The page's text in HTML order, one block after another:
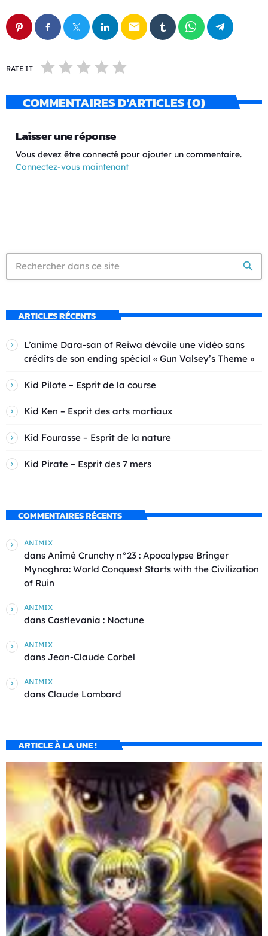
email
RATE IT
COMMENTAIRES D’ARTICLES (0)
Laisser une réponse
Vous devez être connecté pour ajouter un commentaire.
Connectez-vous maintenant
search
ARTICLES RÉCENTS
L’anime Dara-san of Reiwa dévoile une vidéo sans
crédits de son ending spécial « Gun Valsey’s Theme »
Kid Pilote – Esprit de la course
Kid Ken – Esprit des arts martiaux
Kid Fourasse – Esprit de la nature
Kid Pirate – Esprit des 7 mers
COMMENTAIRES RÉCENTS
ANIMIX
dans Animé Crunchy n°23 : Apocalypse Bringer
Mynoghra: World Conquest Starts with the Civilization
of Ruin
ANIMIX
dans Castlevania : Noctune
ANIMIX
dans Jean-Claude Corbel
ANIMIX
dans Claude Lombard
ARTICLE À LA UNE !